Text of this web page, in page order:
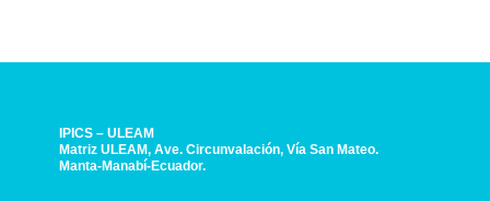
IPICS – ULEAM
Matriz ULEAM, Ave. Circunvalación, Vía San Mateo.
Manta-Manabí-Ecuador.